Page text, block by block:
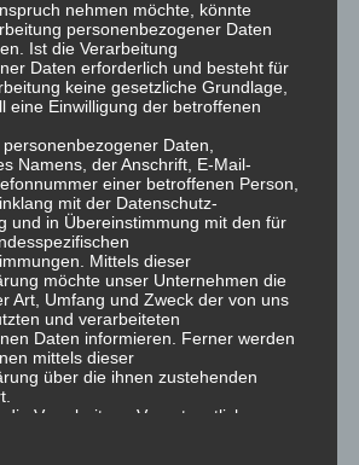
nehmen möchte, könnte
personenbezogener Daten
Ist die Verarbeitung
Daten erforderlich und besteht für
keine gesetzliche Grundlage,
eine Einwilligung der betroffenen
Daten,
Namens, der Anschrift, E-Mail-
einer betroffenen Person,
mit der Datenschutz-
und in Übereinstimmung mit den für
Mittels dieser
möchte unser Unternehmen die
Art, Umfang und Zweck der von uns
und verarbeiteten
Daten informieren. Ferner werden
mittels dieser
über die ihnen zustehenden
Verarbeitung Verantwortlicher
möglichst lückenlosen Schutz der